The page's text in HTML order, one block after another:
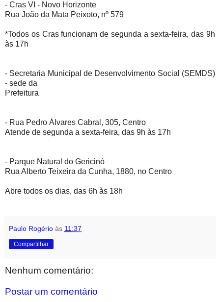
- Cras VI - Novo Horizonte
Rua João da Mata Peixoto, nº 579
*Todos os Cras funcionam de segunda a sexta-feira, das 9h
às 17h
- Secretaria Municipal de Desenvolvimento Social (SEMDS)
- sede da
Prefeitura
- Rua Pedro Álvares Cabral, 305, Centro
Atende de segunda a sexta-feira, das 9h às 17h
- Parque Natural do Gericinó
Rua Alberto Teixeira da Cunha, 1880, no Centro
Abre todos os dias, das 6h às 18h
Paulo Rogério às 11:37
Compartilhar
Nenhum comentário:
Postar um comentário